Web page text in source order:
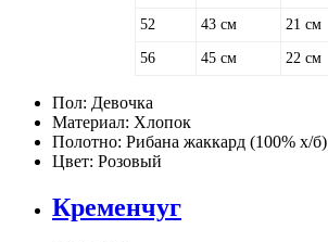
52 43 см 21 см
56 45 см 22 см
Пол: Девочка
Материал: Хлопок
Полотно: Рибана жаккард (100% х/б)
Цвет: Розовый
Кременчуг